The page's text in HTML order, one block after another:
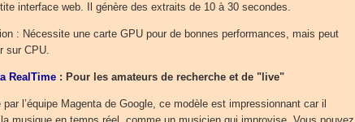
interface web. Il génère des extraits de 10 à 30 secondes.
: Nécessite une carte GPU pour de bonnes performances, mais peut
sur CPU.
RealTime : Pour les amateurs de recherche et de "live"
par l’équipe Magenta de Google, ce modèle est impressionnant car il